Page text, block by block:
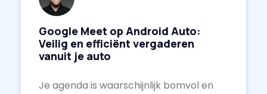
Google Meet op Android Auto:
Veilig en efficiënt vergaderen
vanuit je auto
Je agenda is waarschijnlijk bomvol en